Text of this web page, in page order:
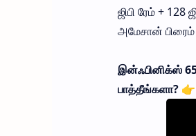
ஜிபி ரேம் +
அமேசான்
இன்ஃபினிக்ஸ்
பாத்தீங்களா? 👉